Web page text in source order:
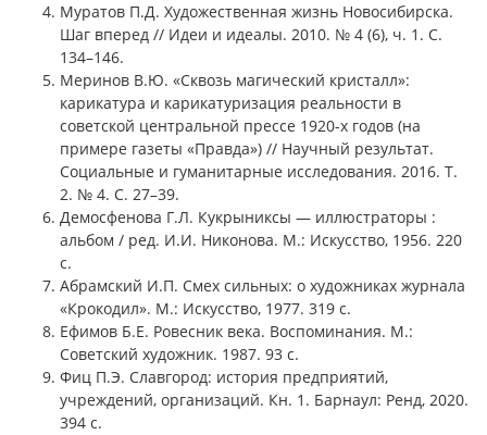
Муратов П.Д. Художественная жизнь Новосибирска.
Шаг вперед // Идеи и идеалы. 2010. № 4 (6), ч. 1. С.
134–146.
Меринов В.Ю. «Сквозь магический кристалл»:
карикатура и карикатуризация реальности в
советской центральной прессе 1920-х годов (на
примере газеты «Правда») // Научный результат.
Социальные и гуманитарные исследования. 2016. Т.
2. № 4. С. 27–39.
Демосфенова Г.Л. Кукрыниксы — иллюстраторы :
альбом / ред. И.И. Никонова. М.: Искусство, 1956. 220
с.
Абрамский И.П. Смех сильных: о художниках журнала
«Крокодил». М.: Искусство, 1977. 319 с.
Ефимов Б.Е. Ровесник века. Воспоминания. М.:
Советский художник. 1987. 93 с.
Фиц П.Э. Славгород: история предприятий,
учреждений, организаций. Кн. 1. Барнаул: Ренд, 2020.
394 с.